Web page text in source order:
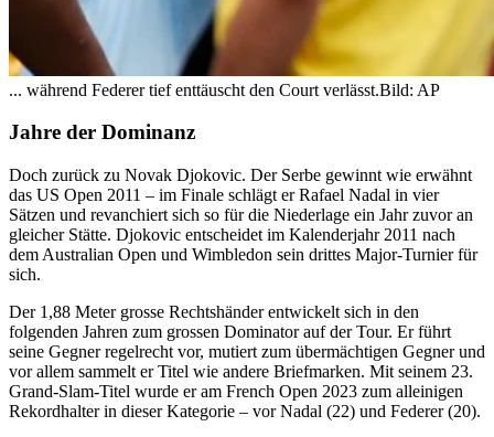
... während Federer tief enttäuscht den Court verlässt.Bild: AP
Jahre der Dominanz
Doch zurück zu Novak Djokovic. Der Serbe gewinnt wie erwähnt
das US Open 2011 – im Finale schlägt er Rafael Nadal in vier
Sätzen und revanchiert sich so für die Niederlage ein Jahr zuvor an
gleicher Stätte. Djokovic entscheidet im Kalenderjahr 2011 nach
dem Australian Open und Wimbledon sein drittes Major-Turnier für
sich.
Der 1,88 Meter grosse Rechtshänder entwickelt sich in den
folgenden Jahren zum grossen Dominator auf der Tour. Er führt
seine Gegner regelrecht vor, mutiert zum übermächtigen Gegner und
vor allem sammelt er Titel wie andere Briefmarken. Mit seinem 23.
Grand-Slam-Titel wurde er am French Open 2023 zum alleinigen
Rekordhalter in dieser Kategorie – vor Nadal (22) und Federer (20).